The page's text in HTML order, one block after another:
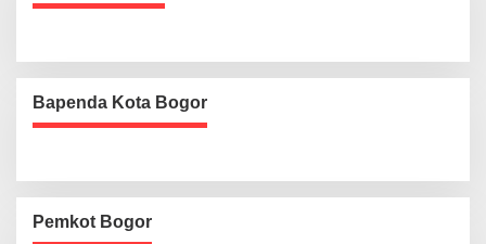
Bapenda Kota Bogor
Pemkot Bogor